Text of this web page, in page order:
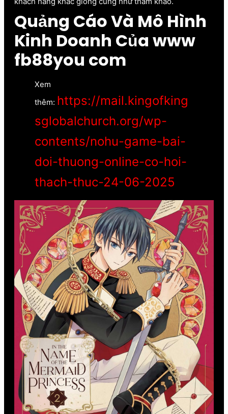
Quảng Cáo Và Mô Hình
Kinh Doanh Của www
fb88you com
Xem
thêm: https://mail.kingofking
sglobalchurch.org/wp-
contents/nohu-game-bai-
doi-thuong-online-co-hoi-
thach-thuc-24-06-2025